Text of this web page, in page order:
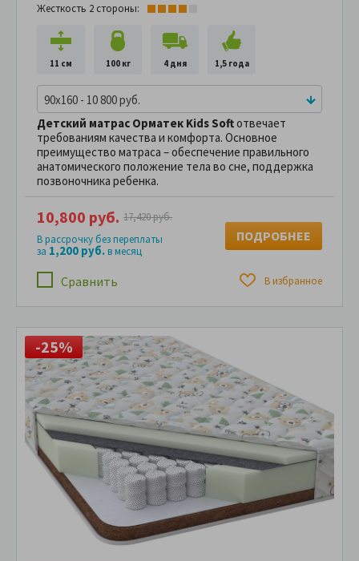
Жесткость 2 стороны:
11 см 100 кг 4 дня 1,5 года
90x160 - 10 800 руб.
Детский матрас Орматек Kids Softотвечает
требованиям качества и комфорта. Основное
преимущество матраса – обеспечение правильного
анатомического положение тела во сне, поддержка
позвоночника ребенка.
Сравнить В избранное
10,800 руб. 17,420 руб.
В рассрочку без переплаты
за 1,200 руб.в месяц
ПОДРОБНЕЕ
-25%